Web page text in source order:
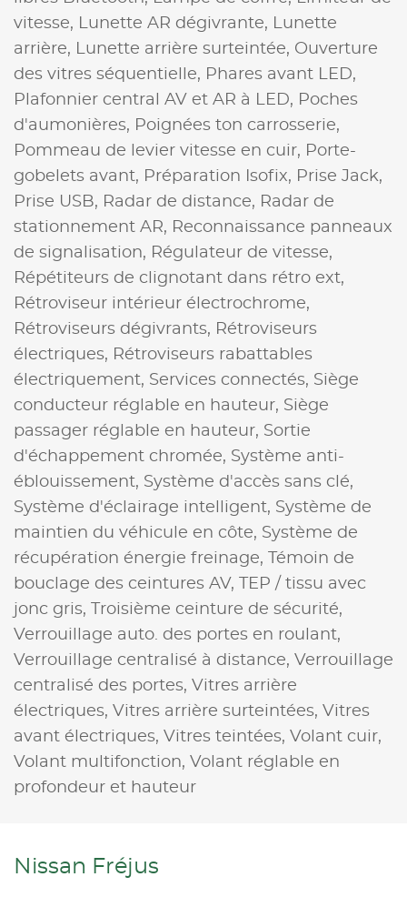
vitesse,
Lunette AR dégivrante,
Lunette
arrière,
Lunette arrière surteintée, Ouverture
des vitres séquentielle, Phares avant LED,
Plafonnier central AV et AR à LED, Poches
d'aumonières, Poignées ton carrosserie,
Pommeau de levier vitesse en cuir, Porte-
gobelets avant, Préparation Isofix, Prise Jack,
Prise USB, Radar de distance, Radar de
stationnement AR, Reconnaissance panneaux
de signalisation, Régulateur de vitesse,
Répétiteurs de clignotant dans rétro ext,
Rétroviseur intérieur électrochrome,
Rétroviseurs dégivrants, Rétroviseurs
électriques, Rétroviseurs rabattables
électriquement, Services connectés, Siège
conducteur réglable en hauteur, Siège
passager réglable en hauteur, Sortie
d'échappement chromée, Système anti-
éblouissement, Système d'accès sans clé,
Système d'éclairage intelligent, Système de
maintien du véhicule en côte, Système de
récupération énergie freinage,
Témoin de
bouclage des ceintures AV,
TEP / tissu avec
jonc gris,
Troisième ceinture de sécurité,
Verrouillage auto. des portes en roulant,
Verrouillage centralisé à distance, Verrouillage
centralisé des portes, Vitres arrière
électriques, Vitres arrière surteintées, Vitres
avant électriques, Vitres teintées, Volant cuir,
Volant multifonction, Volant réglable en
profondeur et hauteur
Nissan Fréjus